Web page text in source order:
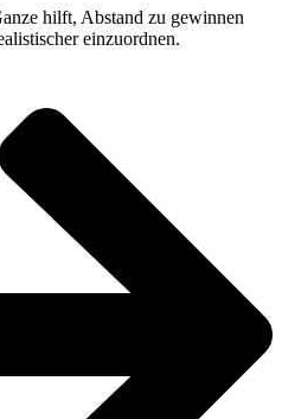
hilft, Abstand zu gewinnen
einzuordnen.